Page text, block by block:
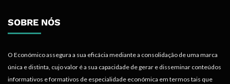
SOBRE NÓS
O Económico assegura a sua eficácia mediante a consolidação de uma marca
única e distinta, cujo valor é a sua capacidade de gerar e disseminar conteúdos
informativos e formativos de especialidade económica em termos tais que